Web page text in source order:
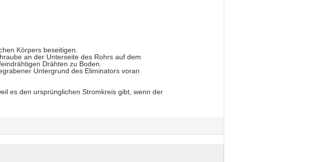
Körpers beseitigen.
an der Unterseite des Rohrs auf dem
Drähten zu Boden.
Untergrund des Eliminators voran
es den ursprünglichen Stromkreis gibt, wenn der